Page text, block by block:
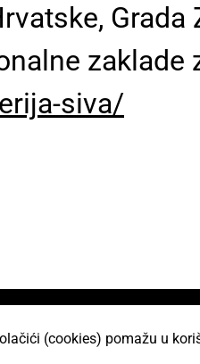
siva/
seProjekti
(cookies) pomažu u